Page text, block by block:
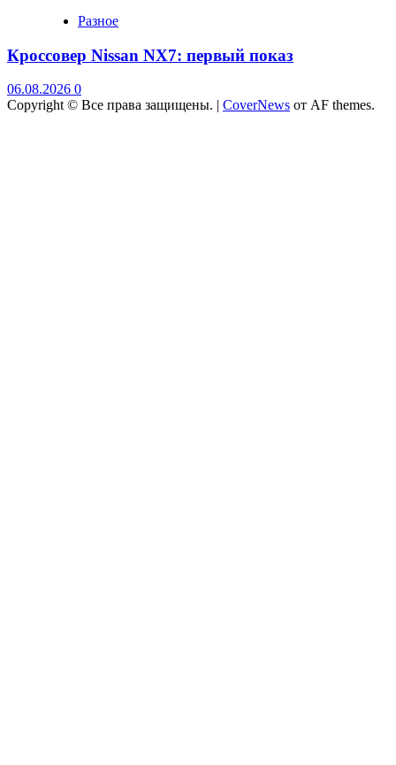
Разное
Кроссовер Nissan NX7: первый показ
06.08.2026 0
Copyright © Все права защищены. | CoverNews от AF themes.